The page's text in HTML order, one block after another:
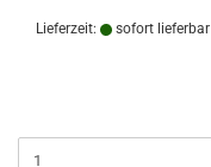
Lieferzeit: sofort lieferbar